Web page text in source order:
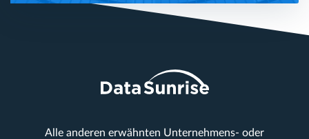
Alle anderen erwähnten Unternehmens- oder